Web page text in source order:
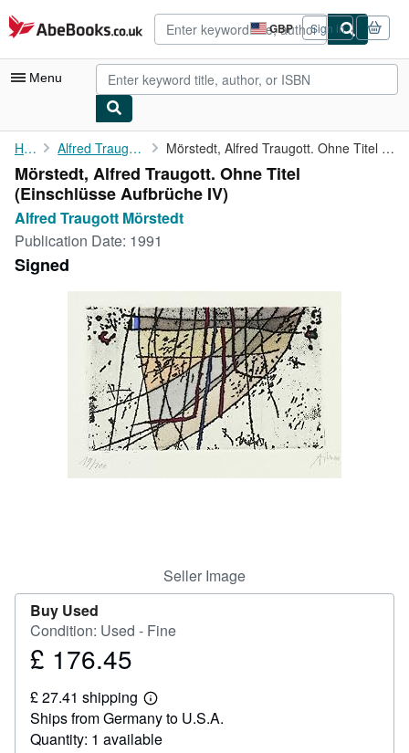
Skip to main content
AbeBooks.co.uk GBP
Site
shopping
preferences
Sign in
Menu
My Account
My Purchases
Advanced Search
Browse Collections
Rare Books
Art & Collectables
Home Alfred Traugott Mörstedt Mörstedt, Alfred Traugott. Ohne Titel (Einschlüsse Aufbrüche IV)
Mörstedt, Alfred Traugott. Ohne Titel
(Einschlüsse Aufbrüche IV)
Alfred Traugott Mörstedt
Publication Date: 1991
Signed
Seller Image
Buy Used
Condition: Used - Fine
Price
176.45
£ 176.45
£ 27.41 shipping
Learn
more
about
shipping
Ships from Germany to U.S.A.
Quantity: 1 available